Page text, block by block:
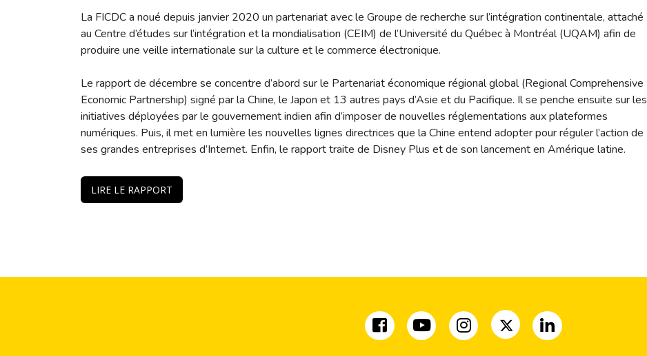
La FICDC a noué depuis janvier 2020 un partenariat avec le Groupe de recherche sur l’intégration continentale, attaché
au Centre d’études sur l’intégration et la mondialisation (CEIM) de l’Université du Québec à Montréal (UQAM) afin de
produire une veille internationale sur la culture et le commerce électronique.
Le rapport de décembre se concentre d’abord sur le Partenariat économique régional global (Regional Comprehensive
Economic Partnership) signé par la Chine, le Japon et 13 autres pays d’Asie et du Pacifique. Il se penche ensuite sur les
initiatives déployées par le gouvernement indien afin d’imposer de nouvelles réglementations aux plateformes
numériques. Puis, il met en lumière les nouvelles lignes directrices que la Chine entend adopter pour réguler l’action de
ses grandes entreprises d’Internet. Enfin, le rapport traite de Disney Plus et de son lancement en Amérique latine.
LIRE LE RAPPORT